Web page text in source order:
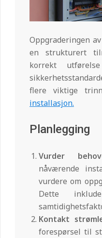
Oppgraderingen
en strukturert
korrekt
flere viktige
installasjon.
Planlegging
Vurder
nåværende
vurdere om
Dette
Kontakt
forespørsel til